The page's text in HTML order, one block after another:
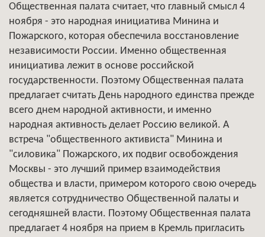
Общественная палата считает, что главный смысл 4
ноября - это народная инициатива Минина и
Пожарского, которая обеспечила восстановление
независимости России. Именно общественная
инициатива лежит в основе российской
государственности. Поэтому Общественная палата
предлагает считать День народного единства прежде
всего днем народной активности, и именно
народная активность делает Россию великой. А
встреча "общественного активиста" Минина и
"силовика" Пожарского, их подвиг освобождения
Москвы - это лучший пример взаимодействия
общества и власти, примером которого свою очередь
является сотрудничество Общественной палаты и
сегодняшней власти. Поэтому Общественная палата
предлагает 4 ноября на прием в Кремль пригласить